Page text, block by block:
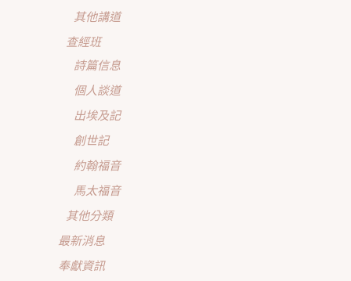
其他講道
查經班
詩篇信息
個人談道
出埃及記
創世記
約翰福音
馬太福音
其他分類
最新消息
奉獻資訊